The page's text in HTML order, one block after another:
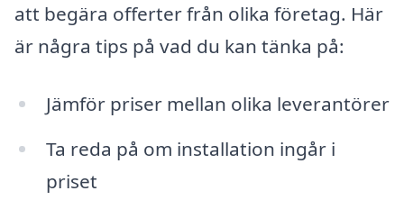
att begära offerter från olika företag. Här
är några tips på vad du kan tänka på:
Jämför priser mellan olika leverantörer
Ta reda på om installation ingår i
priset